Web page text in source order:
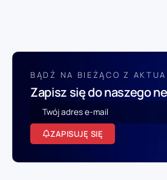
BĄDŹ NA BIEŻĄCO Z
Zapisz się do naszego
ZAPISUJĘ SIĘ